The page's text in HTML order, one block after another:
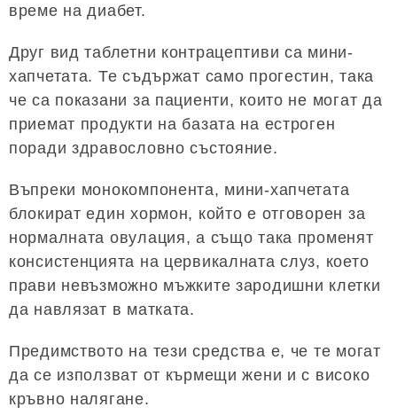
време на диабет.
Друг вид таблетни контрацептиви са мини-
хапчетата. Те съдържат само прогестин, така
че са показани за пациенти, които не могат да
приемат продукти на базата на естроген
поради здравословно състояние.
Въпреки монокомпонента, мини-хапчетата
блокират един хормон, който е отговорен за
нормалната овулация, а също така променят
консистенцията на цервикалната слуз, което
прави невъзможно мъжките зародишни клетки
да навлязат в матката.
Предимството на тези средства е, че те могат
да се използват от кърмещи жени и с високо
кръвно налягане.